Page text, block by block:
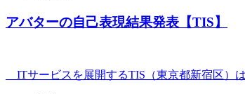
アバターの自己表現結果発表【TIS】
ITサービスを展開するTIS（東京都新宿区）